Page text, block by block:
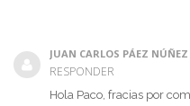
JUAN CARLOS PÁEZ NÚÑEZ
RESPONDER
Hola Paco, fracias por